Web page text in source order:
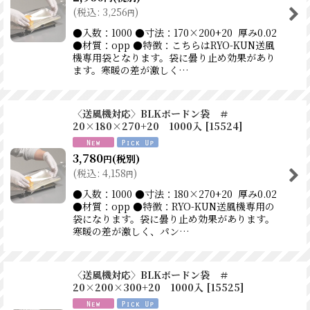
(税込: 3,256円)
●入数：1000 ●寸法：170×200+20 厚み0.02
●材質：opp ●特徴：こちらはRYO-KUN送風
機専用袋となります。袋に曇り止め効果があり
ます。寒暖の差が激しく…
〈送風機対応〉BLKボードン袋 ＃
20×180×270+20 1000入 [15524]
3,780円(税別)
(税込: 4,158円)
●入数：1000 ●寸法：180×270+20 厚み0.02
●材質：opp ●特徴：RYO-KUN送風機専用の
袋になります。袋に曇り止め効果があります。
寒暖の差が激しく、パン…
〈送風機対応〉BLKボードン袋 ＃
20×200×300+20 1000入 [15525]